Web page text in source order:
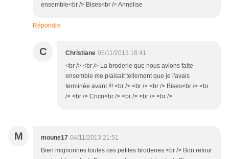
ensemble<br /> Bises<br /> Annelise
Répondre
C Christiane 05/11/2013 18:41
<br /> <br /> La broderie que nous avions faite
ensemble me plaisait tellement que je l'avais
terminée avant !!! <br /> <br /> <br /> Bises<br /> <br
/> <br /> Cricri<br /> <br /> <br /> <br />
M moune17 04/11/2013 21:51
Bien mignonnes toutes ces petites broderies.<br /> Bon retour